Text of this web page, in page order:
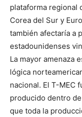
plataforma regional
Corea del Sur y
también afectaría a
estadounidenses
La mayor amenaza
lógica
nacional. El T-MEC
producido dentro
que toda la